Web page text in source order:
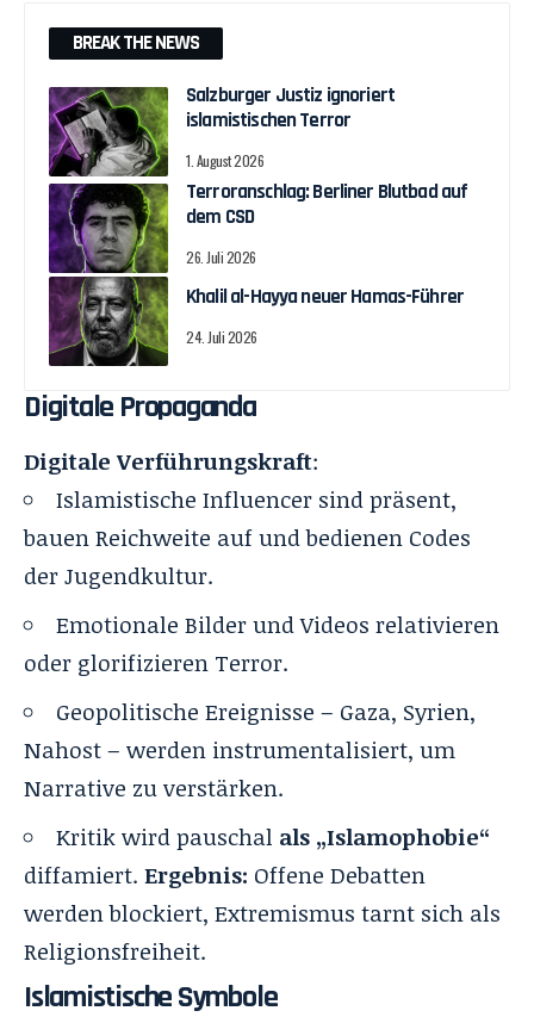
BREAK THE NEWS
Salzburger Justiz ignoriert
islamistischen Terror
1. August 2026
Terroranschlag: Berliner Blutbad auf
dem CSD
26. Juli 2026
Khalil al-Hayya neuer Hamas-Führer
24. Juli 2026
Digitale Propaganda
Digitale Verführungskraft:
Islamistische Influencer sind präsent,
bauen Reichweite auf und bedienen Codes
der Jugendkultur.
Emotionale Bilder und Videos relativieren
oder glorifizieren Terror.
Geopolitische Ereignisse – Gaza, Syrien,
Nahost – werden instrumentalisiert, um
Narrative zu verstärken.
Kritik wird pauschal als „Islamophobie“
diffamiert. Ergebnis: Offene Debatten
werden blockiert, Extremismus tarnt sich als
Religionsfreiheit.
Islamistische Symbole